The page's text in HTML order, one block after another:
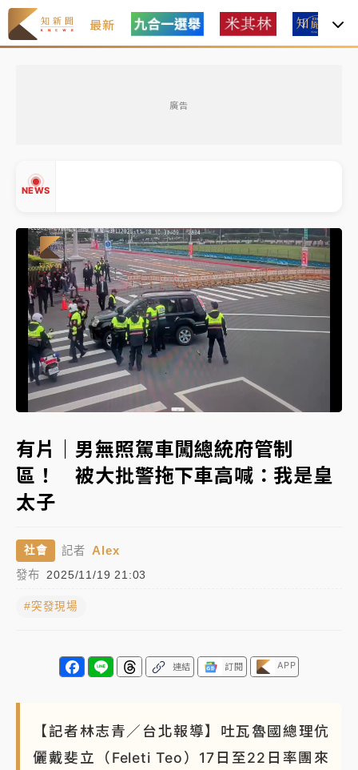
最新
廣告
NEWS
中信慈善基金會想增加董事人數！辜仲諒向法院聲請遭
駁 理由曝光
故宮《龍藏經》特展第2檔！今線上預約開賣一度塞車
周六起展出延長至晚上7時
台東農業處長涉圖利渡假村！東檢抗告成功 今重開羈
押庭
父親節泡湯了！中颱白海豚雨彈轟3天 「紅到發紫」降
雨熱區曝
女律師陳昱瑄詐慈濟10億！黃金158kg遭查扣畫面曝光
旅局回應了
中信慈善基金會想增加董事人數！辜仲諒向法院聲請遭
駁 理由曝光
故宮《龍藏經》特展第2檔！今線上預約開賣一度塞車
周六起展出延長至晚上7時
押庭
雨熱區曝
▲
▼
Unmute Loaded
100.00%
有片｜男無照駕車闖總統府管制
區！ 被大批警拖下車高喊：我是皇
太子
社會 記者 Alex
發布 2025/11/19 21:03
#突發現場
連結 訂閱 APP
【記者林志青／台北報導】吐瓦魯國總理伉
儷戴斐立（Feleti Teo）17日至22日率團來